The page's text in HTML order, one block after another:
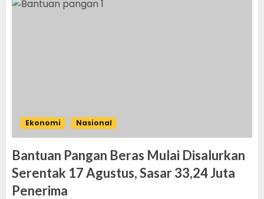
Ekonomi Nasional
Bantuan Pangan Beras Mulai Disalurkan
Serentak 17 Agustus, Sasar 33,24 Juta
Penerima